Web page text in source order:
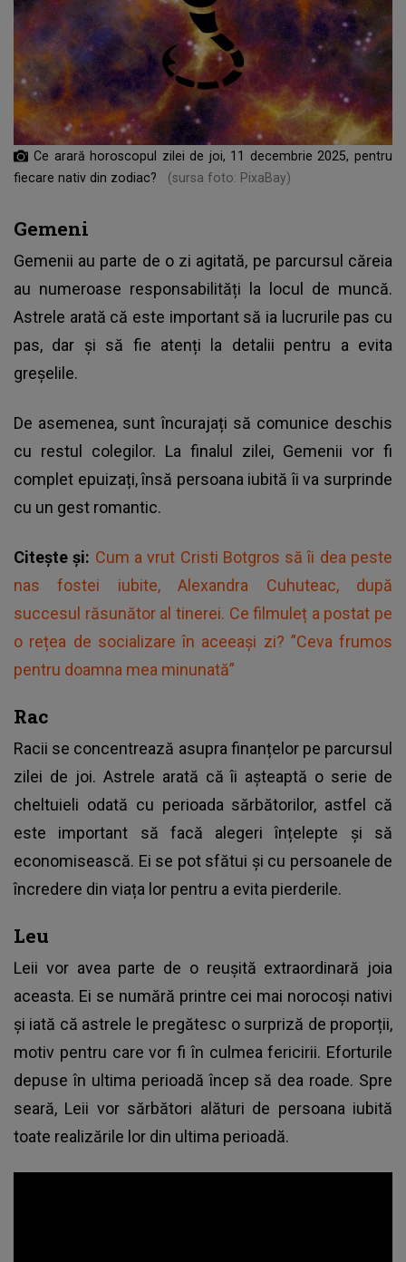
Ce arară horoscopul zilei de joi, 11 decembrie 2025, pentru
fiecare nativ din zodiac?
(sursa foto: PixaBay)
Gemeni
Gemenii au parte de o zi agitată, pe parcursul căreia
au numeroase responsabilități la locul de muncă.
Astrele arată că este important să ia lucrurile pas cu
pas, dar și să fie atenți la detalii pentru a evita
greșelile.
De asemenea, sunt încurajați să comunice deschis
cu restul colegilor. La finalul zilei, Gemenii vor fi
complet epuizați, însă persoana iubită îi va surprinde
cu un gest romantic.
Citește și: Cum a vrut Cristi Botgros să îi dea peste
nas fostei iubite, Alexandra Cuhuteac, după
succesul răsunător al tinerei. Ce filmuleț a postat pe
o rețea de socializare în aceeași zi? ”Ceva frumos
pentru doamna mea minunată”
Rac
Racii se concentrează asupra finanțelor pe parcursul
zilei de joi. Astrele arată că îi așteaptă o serie de
cheltuieli odată cu perioada sărbătorilor, astfel că
este important să facă alegeri înțelepte și să
economisească. Ei se pot sfătui și cu persoanele de
încredere din viața lor pentru a evita pierderile.
Leu
Leii vor avea parte de o reușită extraordinară joia
aceasta. Ei se numără printre cei mai norocoși nativi
și iată că astrele le pregătesc o surpriză de proporții,
motiv pentru care vor fi în culmea fericirii. Eforturile
depuse în ultima perioadă încep să dea roade. Spre
seară, Leii vor sărbători alături de persoana iubită
toate realizările lor din ultima perioadă.